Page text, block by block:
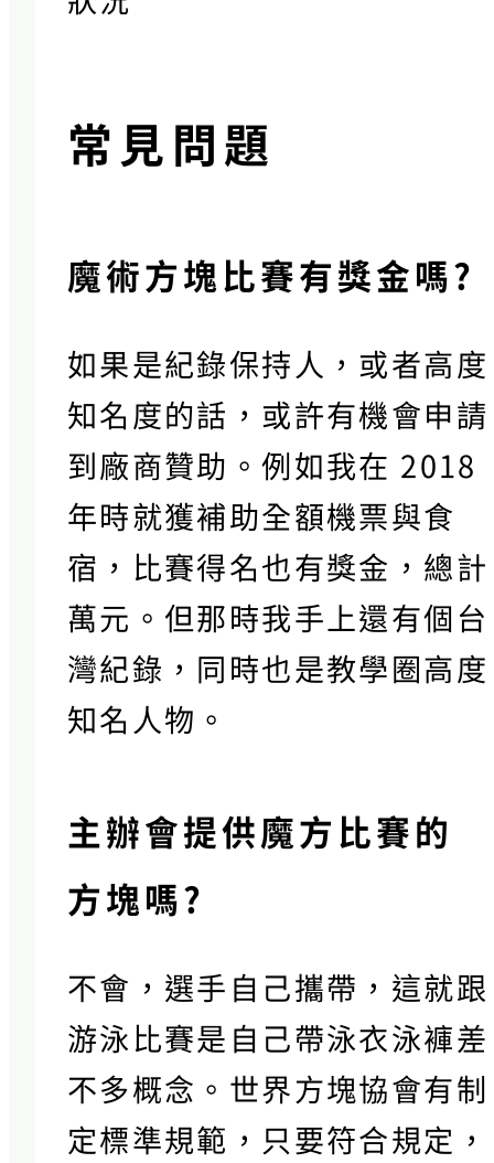
常見問題
魔術方塊比賽有獎金嗎?
如果是紀錄保持人，或者高度
知名度的話，或許有機會申請
到廠商贊助。例如我在 2018
年時就獲補助全額機票與食
宿，比賽得名也有獎金，總計
萬元。但那時我手上還有個台
灣紀錄，同時也是教學圈高度
知名人物。
主辦會提供魔方比賽的
方塊嗎?
不會，選手自己攜帶，這就跟
游泳比賽是自己帶泳衣泳褲差
不多概念。世界方塊協會有制
定標準規範，只要符合規定，